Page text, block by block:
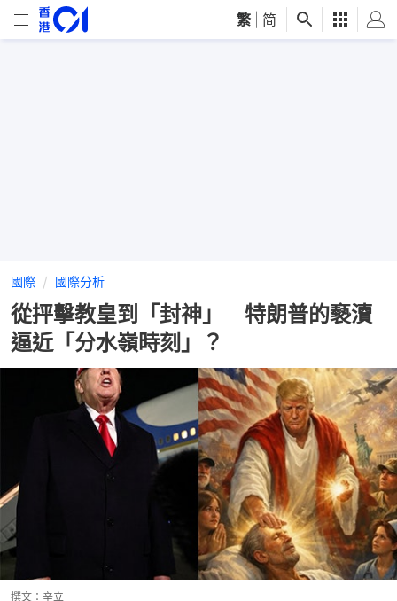
繁 简
國際 國際分析
從抨擊教皇到「封神」 特朗普的褻瀆
逼近「分水嶺時刻」？
撰文： 辛立